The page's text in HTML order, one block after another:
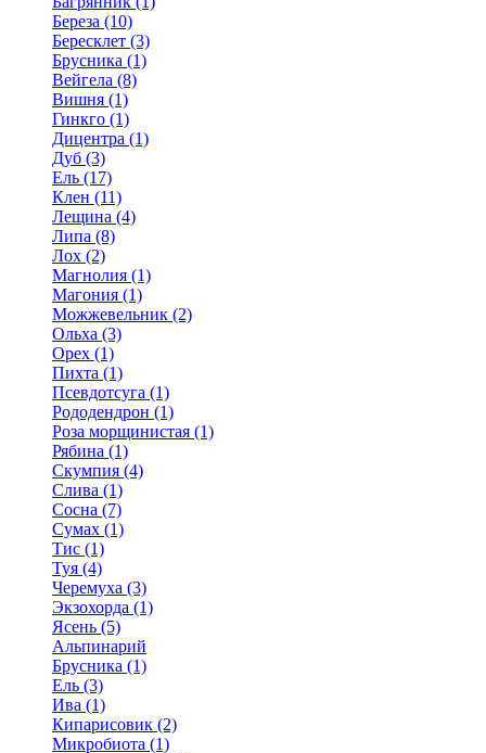
Береза (10)
Бересклет (3)
Брусника (1)
Вейгела (8)
Вишня (1)
Гинкго (1)
Дицентра (1)
Дуб (3)
Ель (17)
Клен (11)
Лещина (4)
Липа (8)
Лох (2)
Магнолия (1)
Магония (1)
Можжевельник (2)
Ольха (3)
Орех (1)
Пихта (1)
Псевдотсуга (1)
Рододендрон (1)
Роза морщинистая (1)
Рябина (1)
Скумпия (4)
Слива (1)
Сосна (7)
Сумах (1)
Тис (1)
Туя (4)
Черемуха (3)
Экзохорда (1)
Ясень (5)
Альпинарий
Брусника (1)
Ель (3)
Ива (1)
Кипарисовик (2)
Микробиота (1)